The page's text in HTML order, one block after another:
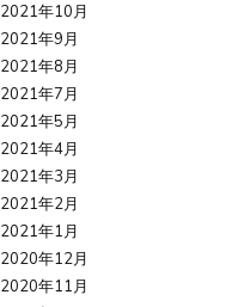
2021年10月
2021年9月
2021年8月
2021年7月
2021年5月
2021年4月
2021年3月
2021年2月
2021年1月
2020年12月
2020年11月